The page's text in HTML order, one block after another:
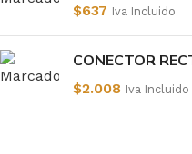
$637 Iva Incluido
CONECTOR
$2.008 Iva Incluido